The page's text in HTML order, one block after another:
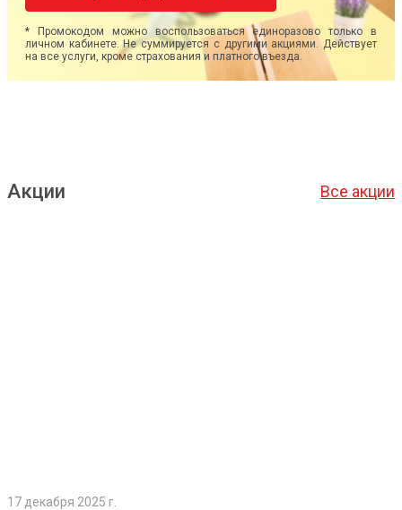
* Промокодом можно воспользоваться единоразово только в
личном кабинете. Не суммируется с другими акциями. Действует
на все услуги, кроме страхования и платного въезда.
Акции Все акции
17 декабря 2025 г.